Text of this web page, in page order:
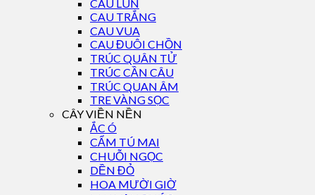
CAU LÙN
CAU TRẮNG
CAU VUA
CAU ĐUÔI CHỒN
TRÚC QUÂN TỬ
TRÚC CẦN CÂU
TRÚC QUAN ÂM
TRE VÀNG SỌC
CÂY VIỀN NỀN
ẮC Ó
CẨM TÚ MAI
CHUỖI NGỌC
DỀN ĐỎ
HOA MƯỜI GIỜ